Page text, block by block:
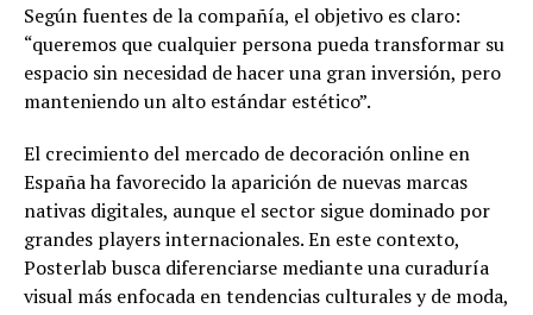
Según fuentes de la compañía, el objetivo es claro:
“queremos que cualquier persona pueda transformar su
espacio sin necesidad de hacer una gran inversión, pero
manteniendo un alto estándar estético”.
El crecimiento del mercado de decoración online en
España ha favorecido la aparición de nuevas marcas
nativas digitales, aunque el sector sigue dominado por
grandes players internacionales. En este contexto,
Posterlab busca diferenciarse mediante una curaduría
visual más enfocada en tendencias culturales y de moda,